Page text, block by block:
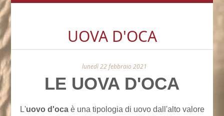
UOVA D'OCA
lunedì 22 febbraio 2021
LE UOVA D'OCA
L'uovo d'ocaè una tipologia di uovo dall'alto valore